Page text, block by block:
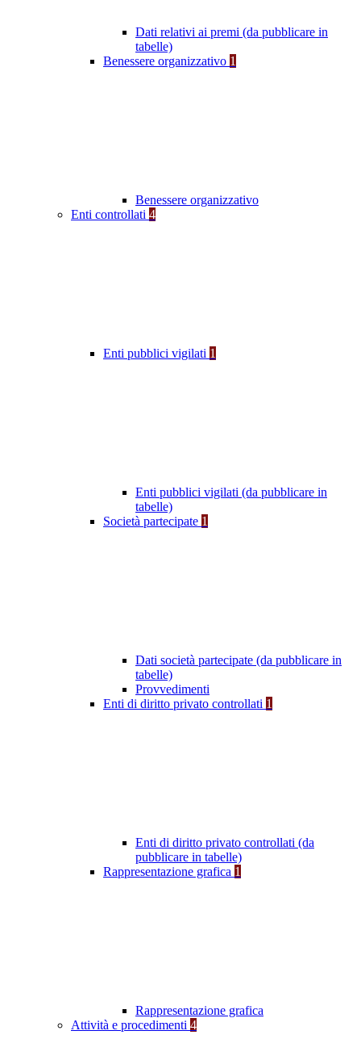
Dati relativi ai premi (da pubblicare in
tabelle)
Benessere organizzativo 1
Benessere organizzativo
Enti controllati 4
Enti pubblici vigilati 1
Enti pubblici vigilati (da pubblicare in
tabelle)
Società partecipate 1
Dati società partecipate (da pubblicare in
tabelle)
Provvedimenti
Enti di diritto privato controllati 1
Enti di diritto privato controllati (da
pubblicare in tabelle)
Rappresentazione grafica 1
Rappresentazione grafica
Attività e procedimenti 4